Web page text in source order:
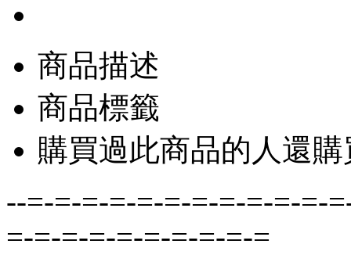
商品描述
商品標籤
購買過此商品的人還購
--=-=-=-=-=-=-=-=-=-=-=-
=-=-=-=-=-=-=-=-=-=